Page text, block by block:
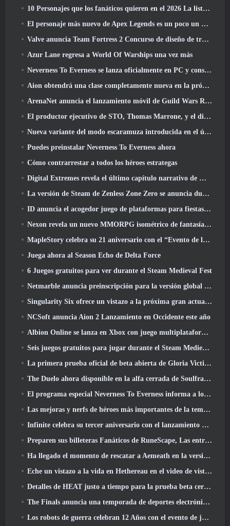
10 Personajes que los fanáticos quieren en el 2026 La lista de Marvel Rivals es la que tiene más probabilidades de suceder
El personaje más nuevo de Apex Legends es un poco un demonio de la velocidad
Valve anuncia Team Fortress 2 Concurso de diseño de trofeos ÜBERFEST
Azur Lane regresa a World Of Warships una vez más
Neverness To Everness se lanza oficialmente en PC y consolas
Aion obtendrá una clase completamente nueva en la próxima actualización de Dread Blade
ArenaNet anuncia el lanzamiento móvil de Guild Wars Reforged
El productor ejecutivo de STO, Thomas Marrone, y el director creativo de Neverwinter, Randy Mosiondz, hablan sobre los juegos y el futuro de Cryptic.
Nueva variante del modo escaramuza introducida en el último acto de Valorant
Puedes preinstalar Neverness To Everness ahora
Cómo contrarrestar a todos los héroes estrategas
Digital Extremes revela el último capítulo narrativo de Warframe con nuevos cortos de anime
La versión de Steam de Zenless Zone Zero se anuncia durante la versión 2.8 Programa Especial
ID anuncia el acogedor juego de plataformas para fiestas Totopia durante la exhibición de Xbox, Comienza el reclutamiento Beta
Nexon revela un nuevo MMORPG isométrico de fantasía oscura, Brasas de los sin corona
MapleStory celebra su 21 aniversario con el “Evento de la Universidad Maple”
Juega ahora al Season Echo de Delta Force
6 Juegos gratuitos para ver durante el Steam Medieval Fest
Netmarble anuncia preinscripción para la versión global del MMORPG de ciencia ficción RF Online Next
Singularity Six ofrece un vistazo a la próxima gran actualización de Palia The Royal Highlands
NCSoft anuncia Aion 2 Lanzamiento en Occidente este año
Albion Online se lanza en Xbox con juego multiplataforma completo
Seis juegos gratuitos para jugar durante el Steam Medieval Fest
La primera prueba oficial de beta abierta de Gloria Victis comienza hoy
The Duelo ahora disponible en la alfa cerrada de Soulframe
El programa especial Neverness To Everness informa a los jugadores qué esperar en los lanzamientos
Las mejoras y nerfs de héroes más importantes de la temporada 7.5
Infinite celebra su tercer aniversario con el lanzamiento de Lunaria SS12 hoy
Preparen sus billeteras Fanáticos de RuneScape, Las entradas para RuneFest están a punto de salir a la venta
Ha llegado el momento de rescatar a Aemeath en la versión de Wuthering Waves 3.3 Actualizar
Eche un vistazo a la vida en Hethereau en el video de vista previa del juego de lanzamiento de Neverness To Everness
Detalles de HEAT justo a tiempo para la prueba beta cerrada
The Finals anuncia una temporada de deportes electrónicos de 200.000 dólares
Los robots de guerra celebran 12 Años con el evento de juegos robóticos marcianos